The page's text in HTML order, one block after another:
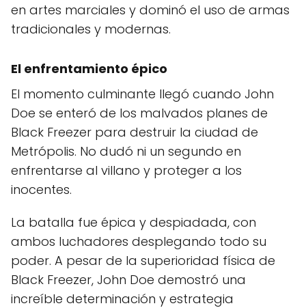
en artes marciales y dominó el uso de armas
tradicionales y modernas.
El enfrentamiento épico
El momento culminante llegó cuando John
Doe se enteró de los malvados planes de
Black Freezer para destruir la ciudad de
Metrópolis. No dudó ni un segundo en
enfrentarse al villano y proteger a los
inocentes.
La batalla fue épica y despiadada, con
ambos luchadores desplegando todo su
poder. A pesar de la superioridad física de
Black Freezer, John Doe demostró una
increíble determinación y estrategia